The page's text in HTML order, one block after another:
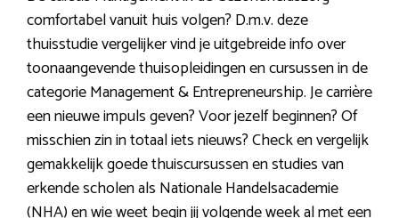
comfortabel vanuit huis volgen? D.m.v. deze
thuisstudie vergelijker vind je uitgebreide info over
toonaangevende thuisopleidingen en cursussen in de
categorie Management & Entrepreneurship. Je carrière
een nieuwe impuls geven? Voor jezelf beginnen? Of
misschien zin in totaal iets nieuws? Check en vergelijk
gemakkelijk goede thuiscursussen en studies van
erkende scholen als Nationale Handelsacademie
(NHA) en wie weet begin jij volgende week al met een